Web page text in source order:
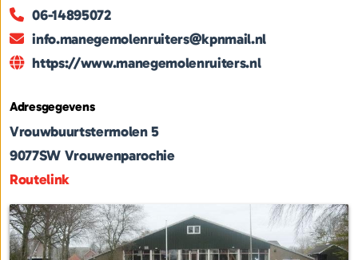
06-14895072
info.manegemolenruiters@kpnmail.nl
https://www.manegemolenruiters.nl
Adresgegevens
Vrouwbuurtstermolen 5
9077SW Vrouwenparochie
Routelink